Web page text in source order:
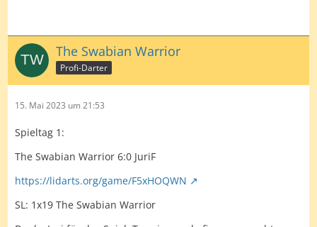
The Swabian Warrior
Profi-Darter
15. Mai 2023 um 21:53
Spieltag 1:
The Swabian Warrior 6:0 JuriF
https://lidarts.org/game/F5xHOQWN
SL: 1x19 The Swabian Warrior